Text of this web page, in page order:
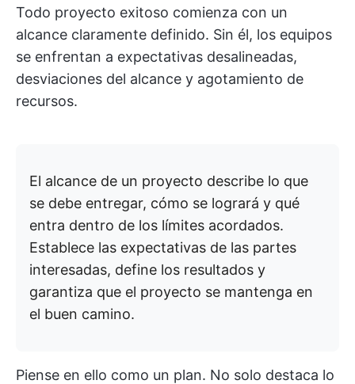
Todo proyecto exitoso comienza con un
alcance claramente definido. Sin él, los equipos
se enfrentan a expectativas desalineadas,
desviaciones del alcance y agotamiento de
recursos.
El alcance de un proyecto describe lo que
se debe entregar, cómo se logrará y qué
entra dentro de los límites acordados.
Establece las expectativas de las partes
interesadas, define los resultados y
garantiza que el proyecto se mantenga en
el buen camino.
Piense en ello como un plan. No solo destaca lo